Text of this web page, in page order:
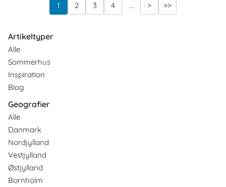
1 2 3 4 ... > >>
Artikeltyper
Alle
Sommerhus
Inspiration
Blog
Geografier
Alle
Danmark
Nordjylland
Vestjylland
Østjylland
Bornholm